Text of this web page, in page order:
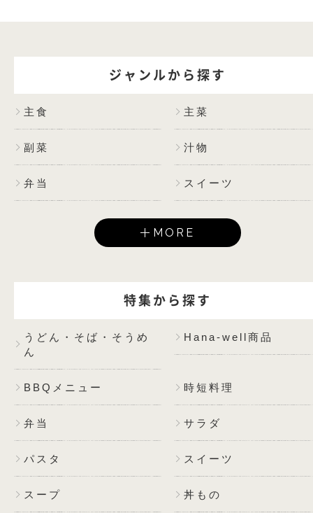
ジャンルから探す
主食 主菜
副菜 汁物
弁当 スイーツ
MORE
特集から探す
うどん・そば・そうめ
ん
Hana-well商品
BBQメニュー 時短料理
弁当 サラダ
パスタ スイーツ
スープ 丼もの